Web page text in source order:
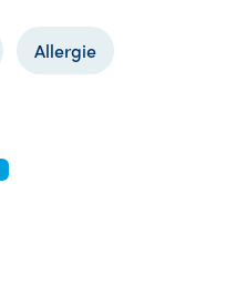
Allergie